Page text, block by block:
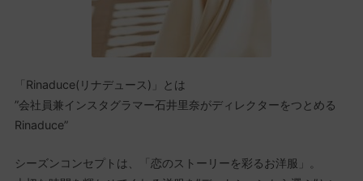
「Rinaduce(リナデュース)」とは
”会社員兼インスタグラマー石井里奈がディレクターをつとめる
Rinaduce”
シーズンコンセプトは、「恋のストーリーを彩るお洋服」。